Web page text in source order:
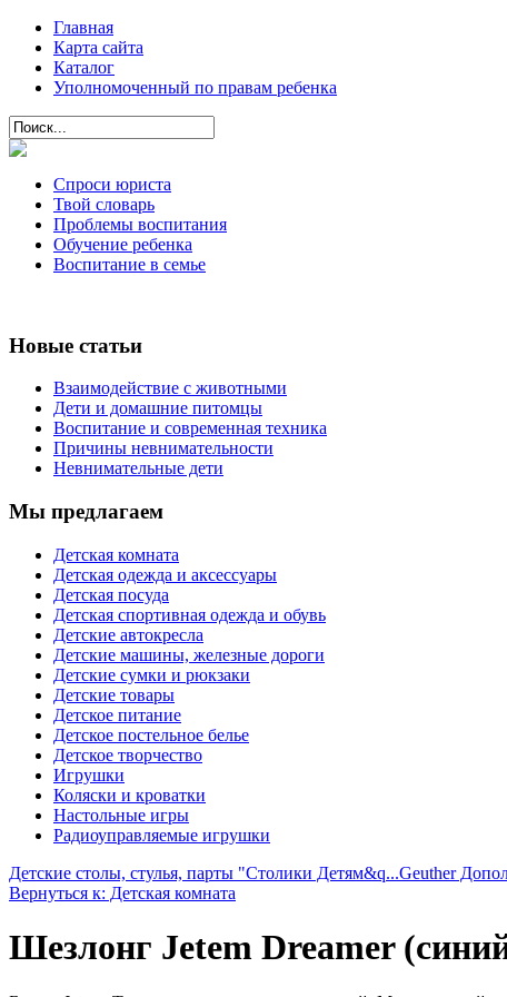
Главная
Карта сайта
Каталог
Уполномоченный по правам ребенка
Спроси юриста
Твой словарь
Проблемы воспитания
Обучение ребенка
Воспитание в семье
Новые статьи
Взаимодействие с животными
Дети и домашние питомцы
Воспитание и современная техника
Причины невнимательности
Невнимательные дети
Мы предлагаем
Детская комната
Детская одежда и аксессуары
Детская посуда
Детская спортивная одежда и обувь
Детские автокресла
Детские машины, железные дороги
Детские сумки и рюкзаки
Детские товары
Детское питание
Детское постельное белье
Детское творчество
Игрушки
Коляски и кроватки
Настольные игры
Радиоуправляемые игрушки
Детские столы, стулья, парты "Столики Детям&q...Geuther
Вернуться к: Детская комната
Шезлонг Jetem Dreamer